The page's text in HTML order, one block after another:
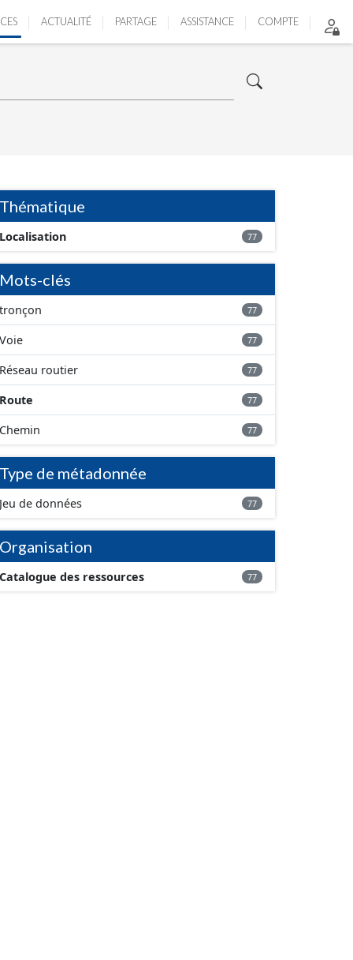
ACTUALITÉ PARTAGE ASSISTANCE COMPTE
Thématique
Localisation 77
Mots-clés
tronçon 77
Voie 77
Réseau routier 77
Route 77
Chemin 77
Type de métadonnée
Jeu de données 77
Organisation
Catalogue des ressources 77